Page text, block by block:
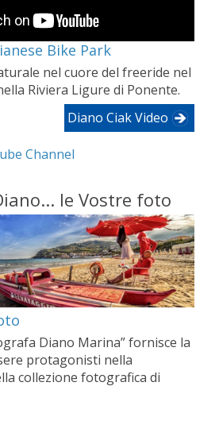
Bike Park
nel cuore del freeride nel
Riviera Ligure di Ponente.
Diano Ciak Video
Channel
le Vostre foto
Diano Marina” fornisce la
protagonisti nella
collezione fotografica di